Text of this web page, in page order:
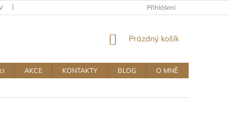
OBCHODNÍ A REKLAMAČNÍ PODMÍNKY
Přihlášení
NÁKUPNÍ
Prázdný košík
AKCE KONTAKTY BLOG
O MNĚ